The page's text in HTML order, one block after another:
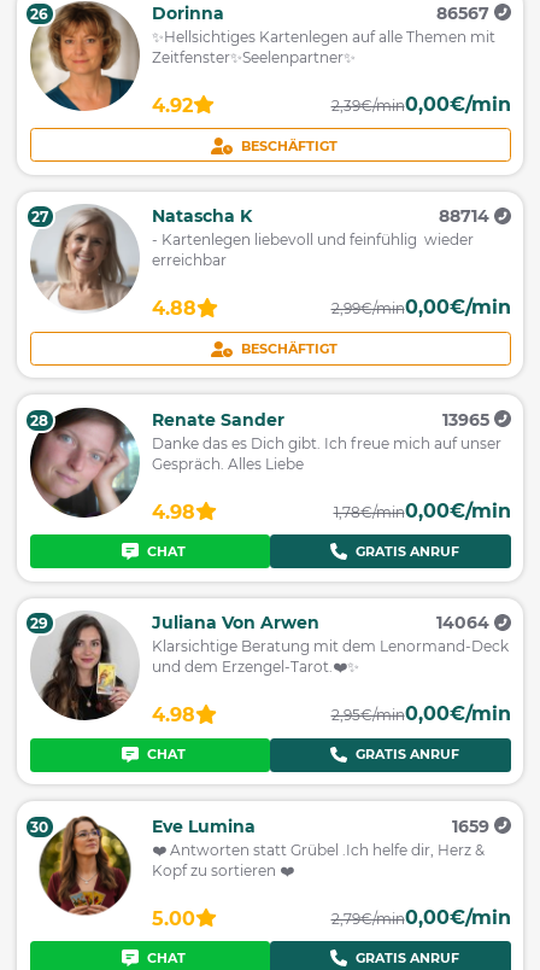
26 Dorinna 86567
✨Hellsichtiges Kartenlegen auf alle Themen mit
Zeitfenster✨Seelenpartner✨
4.92 2,39€/min0,00€/min
BESCHÄFTIGT
27 Natascha K 88714
- Kartenlegen liebevoll und feinfühlig wieder
erreichbar
4.88 2,99€/min0,00€/min
BESCHÄFTIGT
28 Renate Sander 13965
Danke das es Dich gibt. Ich freue mich auf unser
Gespräch. Alles Liebe
4.98 1,78€/min0,00€/min
CHAT GRATIS ANRUF
29 Juliana Von Arwen 14064
Klarsichtige Beratung mit dem Lenormand-Deck
und dem Erzengel-Tarot.❤️✨
4.98 2,95€/min0,00€/min
CHAT GRATIS ANRUF
30 Eve Lumina 1659
❤️ Antworten statt Grübel .Ich helfe dir, Herz &
Kopf zu sortieren ❤️
5.00 2,79€/min0,00€/min
CHAT GRATIS ANRUF